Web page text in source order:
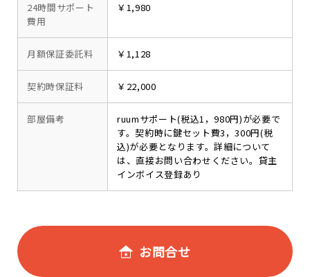
24時間サポート
費用
￥1,980
月額保証委託料 ￥1,128
契約時保証料 ￥22,000
部屋備考
ruumサポート(税込1，980円)が必要で
す。契約時に鍵セット費3，300円(税
込)が必要となります。詳細について
は、直接お問い合わせください。貸主
インボイス登録あり
お問合せ